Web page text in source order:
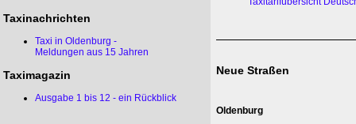
Taxinachrichten
Taxi in Oldenburg -
Meldungen aus 15 Jahren
Taximagazin
Ausgabe 1 bis 12 - ein Rückblick
Neue Straßen
Oldenburg